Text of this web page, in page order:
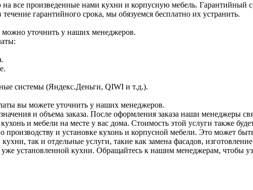
все произведенные нами кухни и корпусную мебель. Гарантийный
гарантийного срока, мы обязуемся бесплатно их устранить.
можно уточнить у наших менеджеров.
системы (Яндекс.Деньги, QIWI и т.д.).
вы можете уточнить у наших менеджеров.
и объема заказа. После оформления заказа наши менеджеры
и мебели на месте у вас дома. Стоимость этой услуги также
и установке кухонь и корпусной мебели. Это может
так и отдельные услуги, такие как замена фасадов,
установленной кухни. Обращайтесь к нашим менеджерам, чтобы